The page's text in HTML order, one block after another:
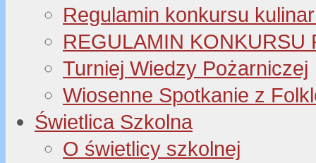
Regulamin konkursu
REGULAMIN KONKURSU
Turniej Wiedzy Pożarniczej
Wiosenne Spotkanie z
Świetlica Szkolna
O świetlicy szkolnej